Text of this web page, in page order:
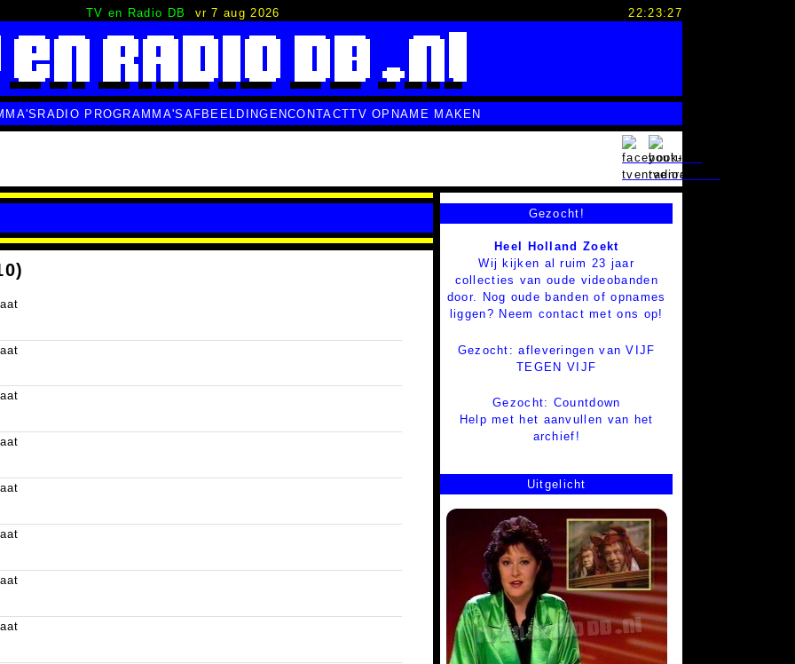
TV en Radio DB vr 7 aug 2026 22:23:28
RADIO PROGRAMMA'S AFBEELDINGENCONTACTTV OPNAME MAKEN
Gezocht!
Heel Holland Zoekt
Wij kijken al ruim 23 jaar
collecties van oude videobanden
door. Nog oude banden of opnames
liggen? Neem contact met ons op!
Gezocht: afleveringen van VIJF
TEGEN VIJF
Gezocht: Countdown
Help met het aanvullen van het
archief!
Uitgelicht